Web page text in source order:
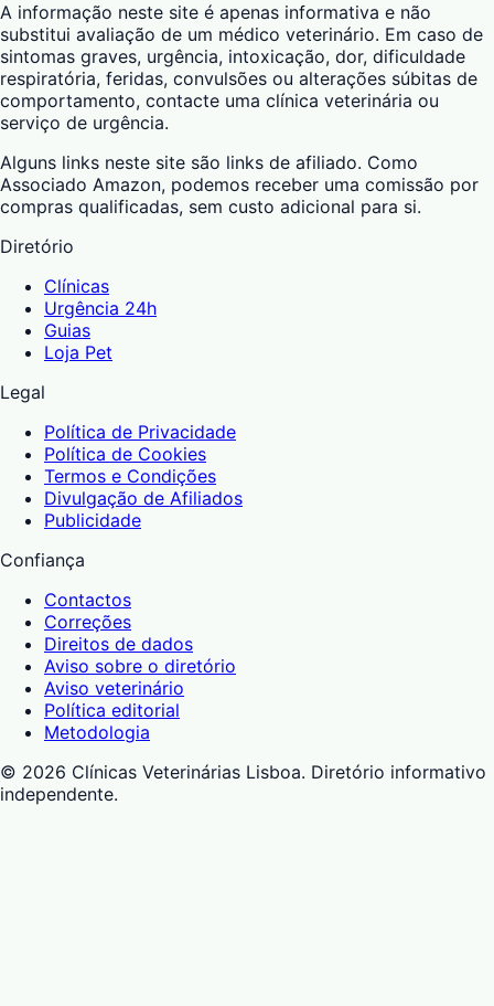
A informação neste site é apenas informativa e não
substitui avaliação de um médico veterinário. Em caso de
sintomas graves, urgência, intoxicação, dor, dificuldade
respiratória, feridas, convulsões ou alterações súbitas de
comportamento, contacte uma clínica veterinária ou
serviço de urgência.
Alguns links neste site são links de afiliado. Como
Associado Amazon, podemos receber uma comissão por
compras qualificadas, sem custo adicional para si.
Diretório
Clínicas
Urgência 24h
Guias
Loja Pet
Legal
Política de Privacidade
Política de Cookies
Termos e Condições
Divulgação de Afiliados
Publicidade
Confiança
Contactos
Correções
Direitos de dados
Aviso sobre o diretório
Aviso veterinário
Política editorial
Metodologia
© 2026 Clínicas Veterinárias Lisboa. Diretório informativo
independente.